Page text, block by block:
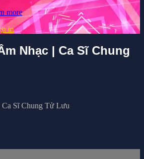
more
in
Nhạc | Ca Sĩ Chung
Sĩ Chung Tử Lưu